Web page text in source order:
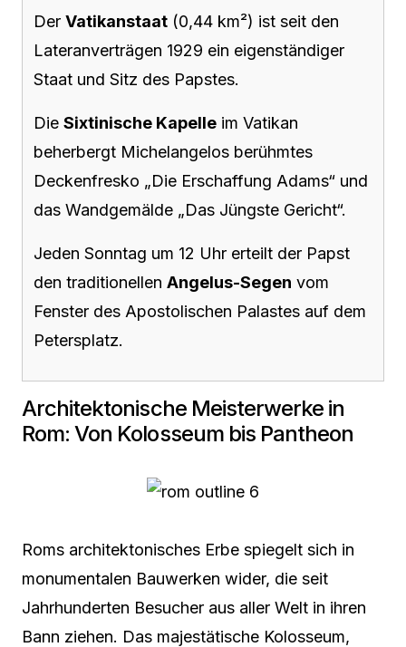
Der Vatikanstaat (0,44 km²) ist seit den
Lateranverträgen 1929 ein eigenständiger
Staat und Sitz des Papstes.
Die Sixtinische Kapelle im Vatikan
beherbergt Michelangelos berühmtes
Deckenfresko „Die Erschaffung Adams“ und
das Wandgemälde „Das Jüngste Gericht“.
Jeden Sonntag um 12 Uhr erteilt der Papst
den traditionellen Angelus-Segen vom
Fenster des Apostolischen Palastes auf dem
Petersplatz.
Architektonische Meisterwerke in
Rom: Von Kolosseum bis Pantheon
Roms architektonisches Erbe spiegelt sich in
monumentalen Bauwerken wider, die seit
Jahrhunderten Besucher aus aller Welt in ihren
Bann ziehen. Das majestätische Kolosseum,